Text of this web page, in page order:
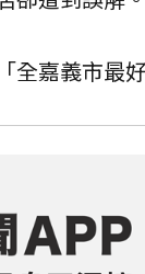
全嘉義市最